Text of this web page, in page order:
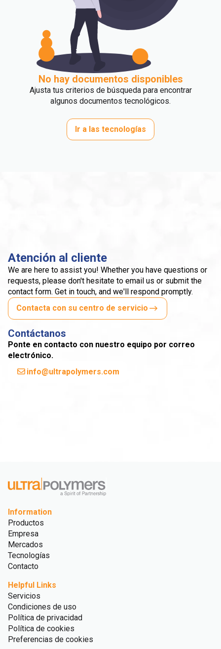
No hay documentos disponibles
Ajusta tus criterios de búsqueda para encontrar
algunos documentos tecnológicos.
Ir a las tecnologías
Atención al cliente
We are here to assist you! Whether you have questions or
requests, please don't hesitate to email us or submit the
contact form. Get in touch, and we'll respond promptly.
Contacta con su centro de servicio
Contáctanos
Ponte en contacto con nuestro equipo por correo
electrónico.
info@ultrapolymers.com
Information
Productos
Empresa
Mercados
Tecnologías
Contacto
Helpful Links
Servicios
Condiciones de uso
Política de privacidad
Política de cookies
Preferencias de cookies